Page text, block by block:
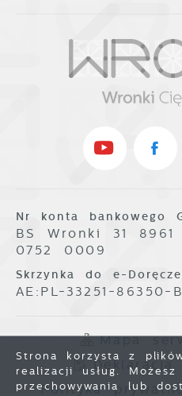
Nr konta bankowego
BS Wronki 31
0752 0009
Skrzynka do e-
AE:PL-33251-86350-
Mapa
Polityka
Strona korzysta z
realizacji usług.
przechowywania lub